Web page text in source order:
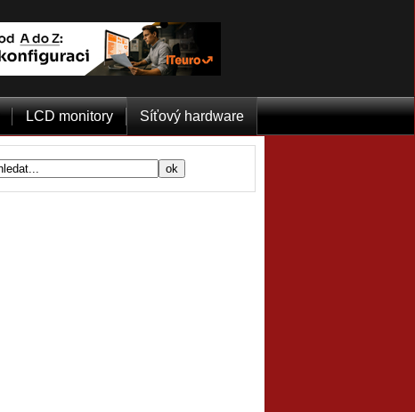
LCD monitory Síťový hardware